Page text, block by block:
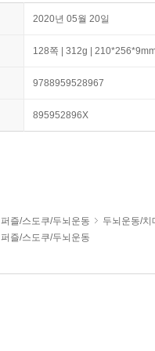
2020년 05월 20일
128쪽 | 312g |
9788959528967
895952896X
퍼즐/스도쿠/두뇌운동
두뇌운동/치
퍼즐/스도쿠/두뇌운동